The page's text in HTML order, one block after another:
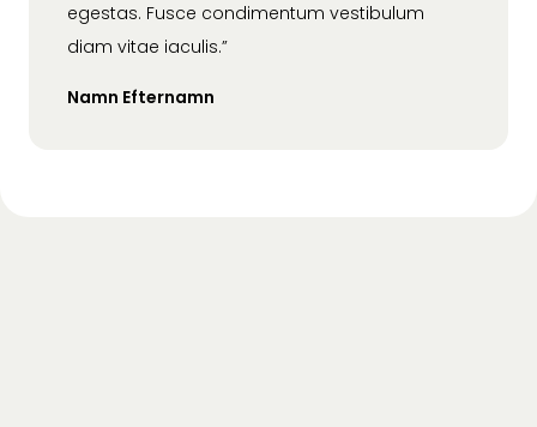
egestas. Fusce condimentum vestibulum
diam vitae iaculis.”
Namn Efternamn